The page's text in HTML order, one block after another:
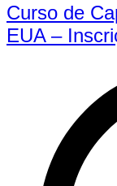
Curso de
EUA –